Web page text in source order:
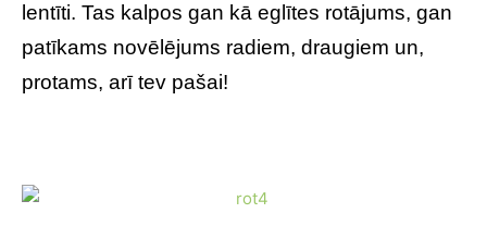
lentīti. Tas kalpos gan kā eglītes rotājums, gan
patīkams novēlējums radiem, draugiem un,
protams, arī tev pašai!